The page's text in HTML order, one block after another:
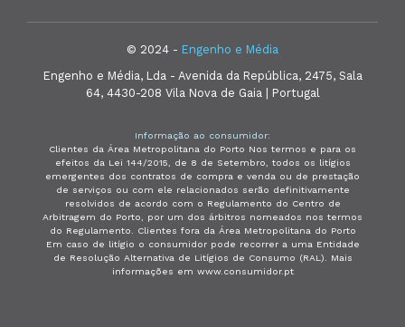
© 2024 - Engenho e Média
Engenho e Média, Lda - Avenida da República, 2475, Sala
64, 4430-208 Vila Nova de Gaia | Portugal
Informação ao consumidor:
Clientes da Área Metropolitana do Porto Nos termos e para os
efeitos da Lei 144/2015, de 8 de Setembro, todos os litígios
emergentes dos contratos de compra e venda ou de prestação
de serviços ou com ele relacionados serão definitivamente
resolvidos de acordo com o Regulamento do Centro de
Arbitragem do Porto, por um dos árbitros nomeados nos termos
do Regulamento. Clientes fora da Área Metropolitana do Porto
Em caso de litígio o consumidor pode recorrer a uma Entidade
de Resolução Alternativa de Litígios de Consumo (RAL). Mais
informações em www.consumidor.pt